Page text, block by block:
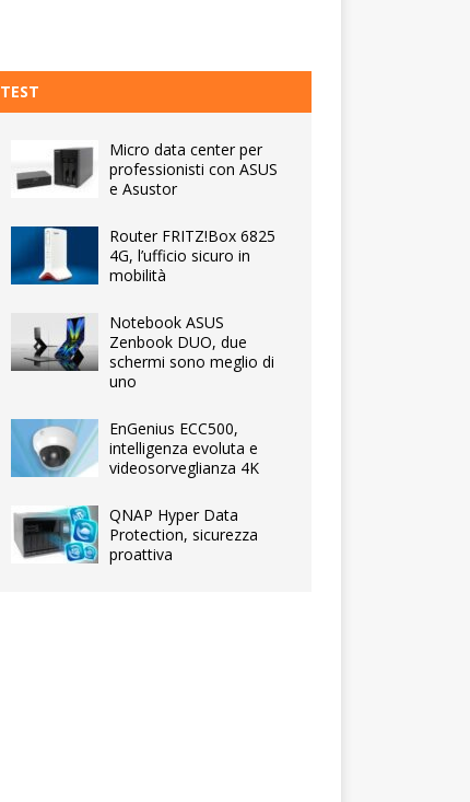
TEST
Micro data center per
professionisti con ASUS
e Asustor
Router FRITZ!Box 6825
4G, l’ufficio sicuro in
mobilità
Notebook ASUS
Zenbook DUO, due
schermi sono meglio di
uno
EnGenius ECC500,
intelligenza evoluta e
videosorveglianza 4K
QNAP Hyper Data
Protection, sicurezza
proattiva